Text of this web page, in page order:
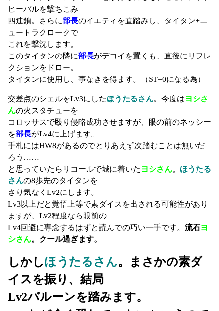
ヒーバルを撃ちこみ
四連鎖。さらに部長のイエティを直踏みし、タイタン+ニ
ュートラクロークで
これを撃沈します。
このタイタンの隣に部長がデコイを置くも、直後にリフレ
クションをドロー。
タイタンに使用し、事なきを得ます。（ST=0になる為）
交差点のシェルをLv3にしたほうたるさん。今度はヨシさ
んの火スタチューを
コロッサスで殴り侵略成功させますが、眼の前のネッシー
を部長がLv4に上げます。
手札にはHW8があるのでとりあえず次踏むことは無いだ
ろう……
と思っていたらリコールで城に着いた ヨシさん。 ほうたる
さんの8歩先のタイタンを
さり気なくLv2にします。
Lv3以上だと覚悟上等で素ダイスを出される可能性があり
ますが、Lv2程度なら眼前の
Lv4回避に専念するはずと読んでの巧い一手です。 流石ヨ
シさん。クール過ぎます。
しかしほうたるさん。まさかの素ダ
イスを振り、結局
Lv2バルーンを踏みます。